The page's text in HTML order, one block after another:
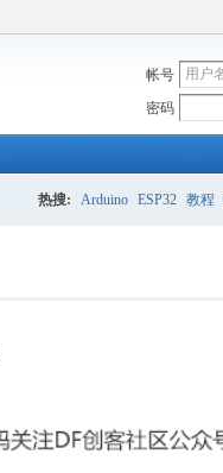
帐号
密码
热搜: Arduino ESP32 教程